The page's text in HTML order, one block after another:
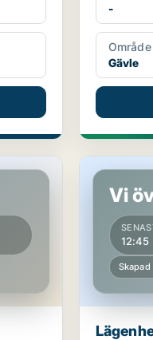
-
Område
Gävle
Lägenhet i
Vi
12:45
Skapad